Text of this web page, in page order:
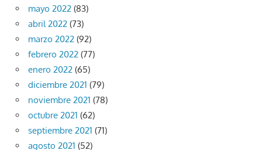
mayo 2022 (83)
abril 2022 (73)
marzo 2022 (92)
febrero 2022 (77)
enero 2022 (65)
diciembre 2021 (79)
noviembre 2021 (78)
octubre 2021 (62)
septiembre 2021 (71)
agosto 2021 (52)